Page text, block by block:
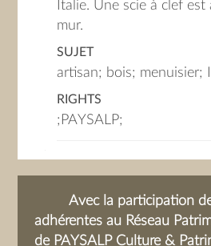
Italie. Une scie à clef est
mur.
SUJET
artisan; bois; menuisier;
RIGHTS
;PAYSALP;
Avec la participation
adhérentes au Réseau
de PAYSALP Culture &